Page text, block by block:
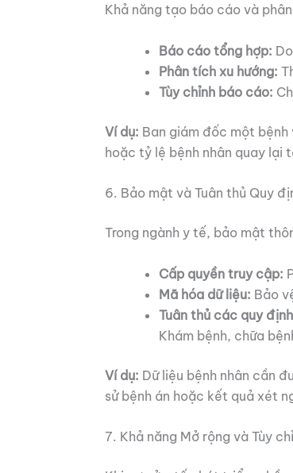
Khả năng tạo báo cáo và
Báo cáo tổng hợp:
Phân tích xu hướng:
Tùy chỉnh báo cáo:
Ví dụ: Ban giám đốc một
hoặc tỷ lệ bệnh nhân quay lại
6. Bảo mật và Tuân thủ Quy
Trong ngành y tế, bảo mật
Cấp quyền truy cập:
Mã hóa dữ liệu: Bảo
Tuân thủ các quy
Khám bệnh, chữa
Ví dụ: Dữ liệu bệnh nhân cần
sử bệnh án hoặc kết quả xét
7. Khả năng Mở rộng và Tùy